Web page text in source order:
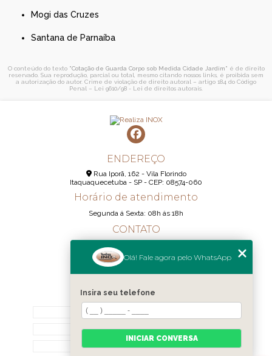
Mogi das Cruzes
Santana de Parnaíba
O conteúdo do texto "Cotação de Guarda Corpo sob Medida Cidade Jardim" é de direito
reservado. Sua reprodução, parcial ou total, mesmo citando nossos links, é proibida sem
a autorização do autor. Crime de violação de direito autoral – artigo 184 do Código
Penal – Lei 9610/98 - Lei de direitos autorais
ENDEREÇO
Rua Iporã, 162 - Vila Florindo
Itaquaquecetuba - SP - CEP: 08574-060
Horário de atendimento
Segunda á Sexta: 08h ás 18h
CONTATO
(11) 98189-1344
MENU
HOME
QUEM SOMOS
CONTATO
Olá! Fale agora pelo WhatsApp
Insira seu telefone
INICIAR CONVERSA